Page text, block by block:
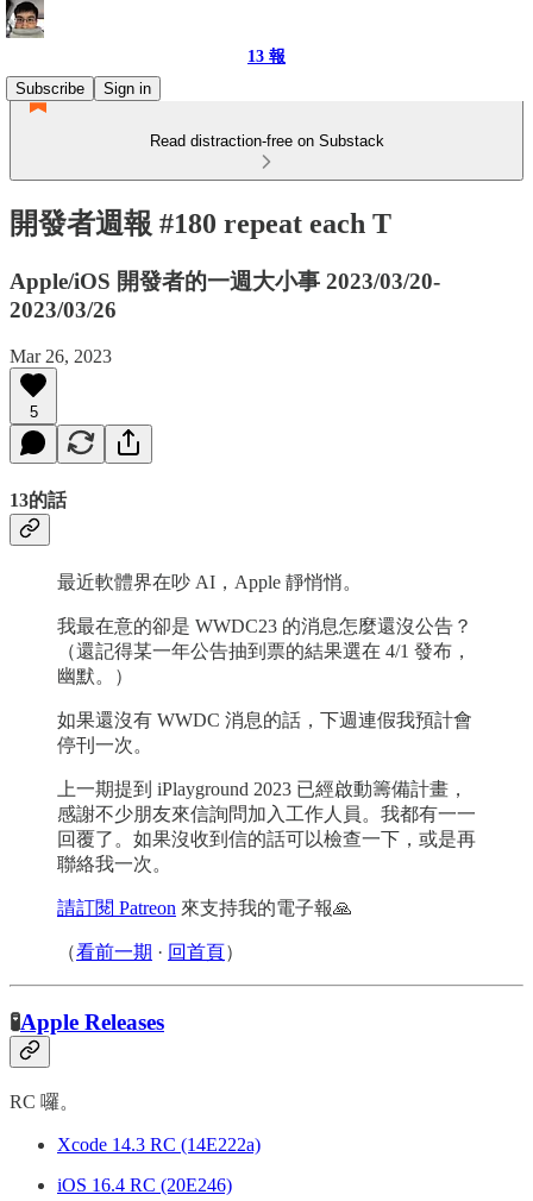
13 報
Subscribe
Sign in
Read distraction-free on Substack
開發者週報 #180 repeat each T
Apple/iOS 開發者的一週大小事 2023/03/20-
2023/03/26
Mar 26, 2023
5
13的話
最近軟體界在吵 AI，Apple 靜悄悄。
我最在意的卻是 WWDC23 的消息怎麼還沒公告？
（還記得某一年公告抽到票的結果選在 4/1 發布，
幽默。）
如果還沒有 WWDC 消息的話，下週連假我預計會
停刊一次。
上一期提到 iPlayground 2023 已經啟動籌備計畫，
感謝不少朋友來信詢問加入工作人員。我都有一一
回覆了。如果沒收到信的話可以檢查一下，或是再
聯絡我一次。
請訂閱 Patreon 來支持我的電子報🙏
（看前一期 · 回首頁）
🧪Apple Releases
RC 囉。
Xcode 14.3 RC (14E222a)
iOS 16.4 RC (20E246)